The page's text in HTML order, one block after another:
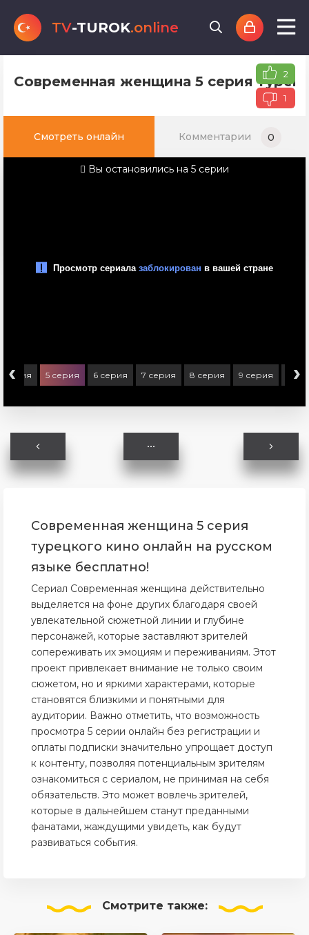
TV-TUROK.online
Современная женщина 5 серия 2
1
Смотреть онлайн Комментарии 0
Вы остановились на 5 серии
‹
серия 5 серия 6 серия 7 серия 8 серия 9 серия 10
›
Современная женщина 5 серия
турецкого кино онлайн на русском
языке бесплатно!
Сериал Современная женщина действительно
выделяется на фоне других благодаря своей
увлекательной сюжетной линии и глубине
персонажей, которые заставляют зрителей
сопереживать их эмоциям и переживаниям. Этот
проект привлекает внимание не только своим
сюжетом, но и яркими характерами, которые
становятся близкими и понятными для
аудитории. Важно отметить, что возможность
просмотра 5 серии онлайн без регистрации и
оплаты подписки значительно упрощает доступ
к контенту, позволяя потенциальным зрителям
ознакомиться с сериалом, не принимая на себя
обязательств. Это может вовлечь зрителей,
которые в дальнейшем станут преданными
фанатами, жаждущими увидеть, как будут
развиваться события.
Смотрите также: